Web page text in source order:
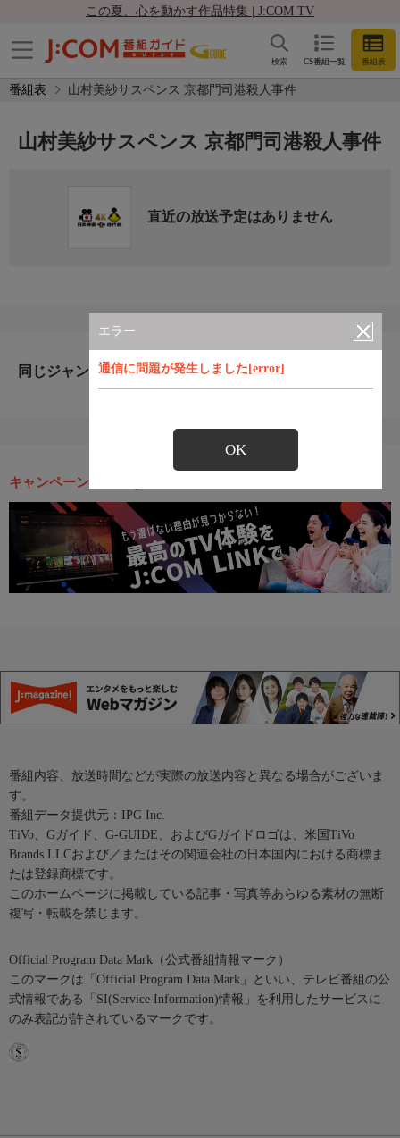
この夏、心を動かす作品特集 | J:COM TV
CS番組一覧 番組表
検索
番組表 山村美紗サスペンス 京都門司港殺人事件
エラー
通信に問題が発生しました[error]
OK
山村美紗サスペンス 京都門司港殺人事件
直近の放送予定はありません
同じジャンルのおすすめ番組
キャンペーン・お得な情報
番組内容、放送時間などが実際の放送内容と異なる場合がございま
す。
番組データ提供元：IPG Inc.
TiVo、Gガイド、G-GUIDE、およびGガイドロゴは、米国TiVo
Brands LLCおよび／またはその関連会社の日本国内における商標ま
たは登録商標です。
このホームページに掲載している記事・写真等あらゆる素材の無断
複写・転載を禁じます。
Official Program Data Mark（公式番組情報マーク）
このマークは「Official Program Data Mark」といい、テレビ番組の公
式情報である「SI(Service Information)情報」を利用したサービスに
のみ表記が許されているマークです。